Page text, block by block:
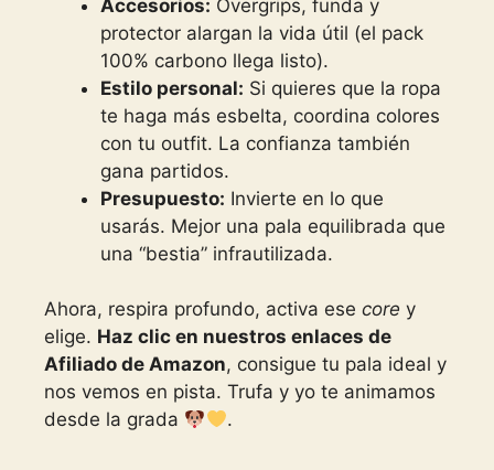
Accesorios: Overgrips, funda y
protector alargan la vida útil (el pack
100% carbono llega listo).
Estilo personal: Si quieres que la ropa
te haga más esbelta, coordina colores
con tu outfit. La confianza también
gana partidos.
Presupuesto: Invierte en lo que
usarás. Mejor una pala equilibrada que
una “bestia” infrautilizada.
Ahora, respira profundo, activa ese core y
elige. Haz clic en nuestros enlaces de
Afiliado de Amazon, consigue tu pala ideal y
nos vemos en pista. Trufa y yo te animamos
desde la grada
.